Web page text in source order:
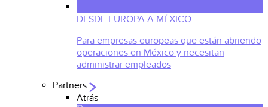
DESDE EUROPA A MÉXICO
Para empresas europeas que están abriendo
operaciones en México y necesitan
administrar empleados
Partners
Atrás